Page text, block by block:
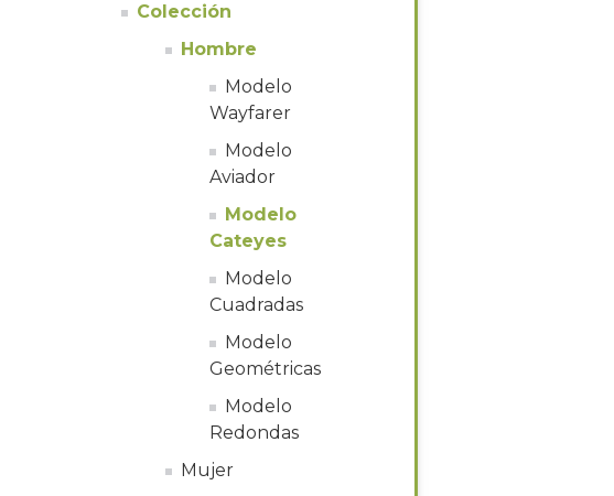
Colección
Hombre
Modelo
Wayfarer
Modelo
Aviador
Modelo
Cateyes
Modelo
Cuadradas
Modelo
Geométricas
Modelo
Redondas
Mujer